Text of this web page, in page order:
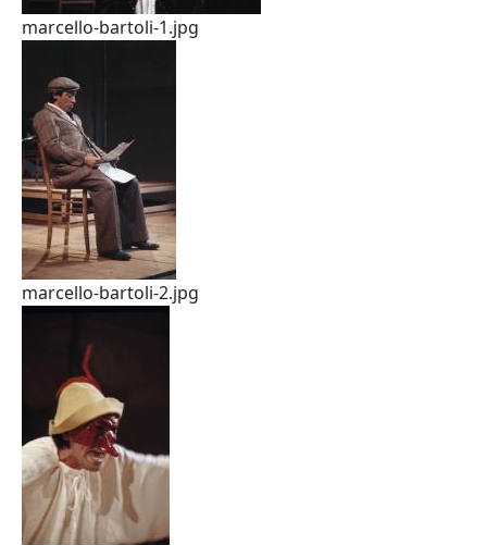
marcello-bartoli-1.jpg
marcello-bartoli-2.jpg